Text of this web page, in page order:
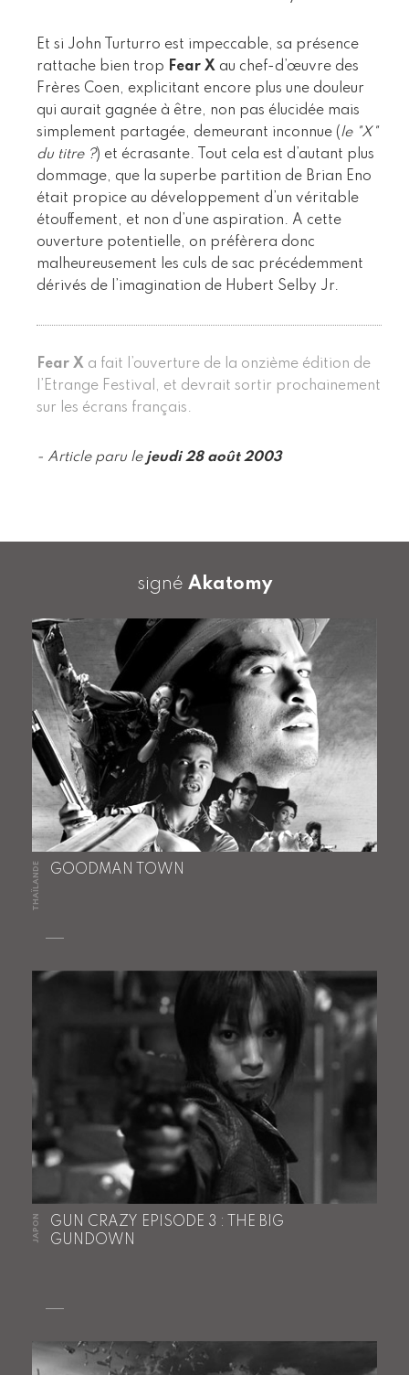
Et si John Turturro est impeccable, sa présence
rattache bien trop Fear X au chef-d’œuvre des
Frères Coen, explicitant encore plus une douleur
qui aurait gagnée à être, non pas élucidée mais
simplement partagée, demeurant inconnue (le "X"
du titre ?) et écrasante. Tout cela est d’autant plus
dommage, que la superbe partition de Brian Eno
était propice au développement d’un véritable
étouffement, et non d’une aspiration. A cette
ouverture potentielle, on préfèrera donc
malheureusement les culs de sac précédemment
dérivés de l’imagination de Hubert Selby Jr.
Fear X a fait l’ouverture de la onzième édition de
l’Etrange Festival, et devrait sortir prochainement
sur les écrans français.
- Article paru le jeudi 28 août 2003
signé Akatomy
THAÏLANDE GOODMAN TOWN
JAPON
GUN CRAZY EPISODE 3 : THE BIG
GUNDOWN